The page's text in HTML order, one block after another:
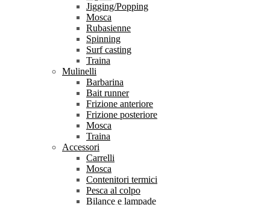
Jigging/Popping
Mosca
Rubasienne
Spinning
Surf casting
Traina
Mulinelli
Barbarina
Bait runner
Frizione anteriore
Frizione posteriore
Mosca
Traina
Accessori
Carrelli
Mosca
Contenitori termici
Pesca al colpo
Bilance e lampade